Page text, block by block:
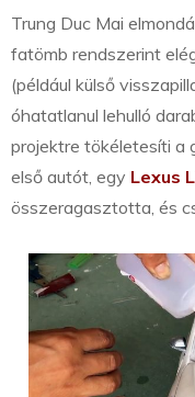
Trung Duc Mai
fatömb rendszerint
(például külső
óhatatlanul lehulló
projektre tökéletesíti a
első autót, egy Lexus
összeragasztotta, és